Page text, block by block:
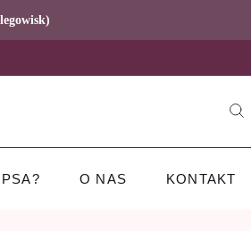
O NAS KONTAKT